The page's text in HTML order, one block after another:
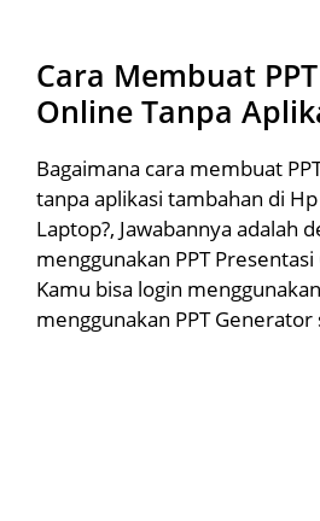
Cara Membuat
Online Tanpa
Bagaimana cara membuat
tanpa aplikasi tambahan di
Laptop?, Jawabannya adalah
menggunakan PPT
Kamu bisa login
menggunakan PPT